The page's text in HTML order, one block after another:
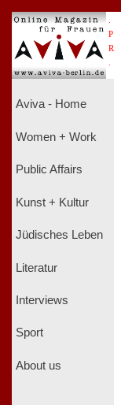
P
R
Aviva - Home
Women + Work
Public Affairs
Kunst + Kultur
Jüdisches Leben
Literatur
Interviews
Sport
About us